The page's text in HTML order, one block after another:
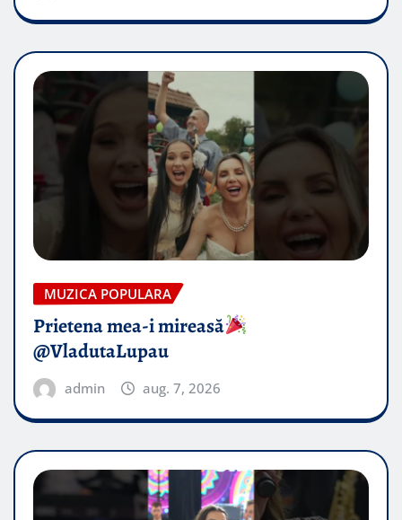
MUZICA POPULARA
Prietena mea-i mireasă​
@VladutaLupau
admin aug. 7, 2026